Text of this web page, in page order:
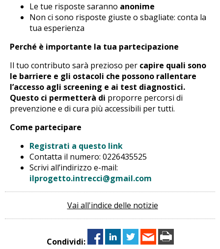
Le tue risposte saranno anonime
Non ci sono risposte giuste o sbagliate: conta la
tua esperienza
Perché è importante la tua partecipazione
Il tuo contributo sarà prezioso per capire quali sono
le barriere e gli ostacoli che possono rallentare
l’accesso agli screening e ai test diagnostici.
Questo ci permetterà di proporre percorsi di
prevenzione e di cura più accessibili per tutti.
Come partecipare
Registrati a questo link
Contatta il numero: 0226435525
Scrivi all’indirizzo e-mail:
ilprogetto.intrecci@gmail.com
Vai all'indice delle notizie
Condividi: